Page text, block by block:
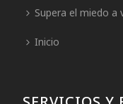
Supera el miedo a
Inicio